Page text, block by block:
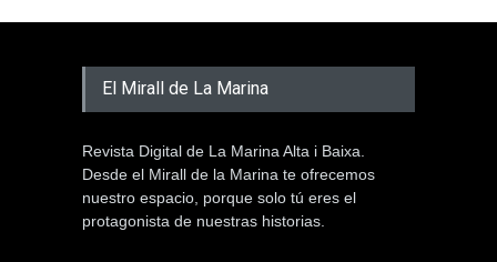
El Mirall de La Marina
Revista Digital de La Marina Alta i Baixa.
Desde el Mirall de la Marina te ofrecemos
nuestro espacio, porque solo tú eres el
protagonista de nuestras historias.